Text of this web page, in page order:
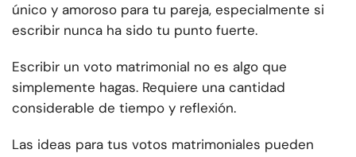
único y amoroso para tu pareja, especialmente si
escribir nunca ha sido tu punto fuerte.
Escribir un voto matrimonial no es algo que
simplemente hagas. Requiere una cantidad
considerable de tiempo y reflexión.
Las ideas para tus votos matrimoniales pueden